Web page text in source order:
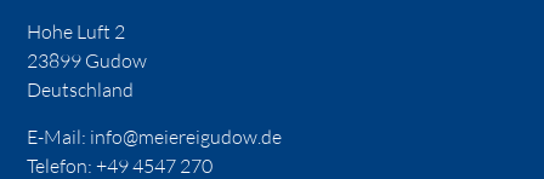
Hohe Luft 2
23899 Gudow
Deutschland
E-Mail: info@meiereigudow.de
Telefon:+49 4547 270